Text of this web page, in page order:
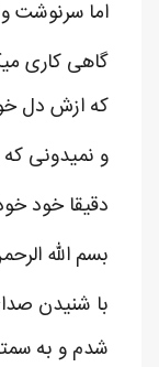
اما سرنوشت
گاهی کاری
که ازش دل
و نمیدونی
دقیقا خود
بسم الله
با شنیدن
شدم و به